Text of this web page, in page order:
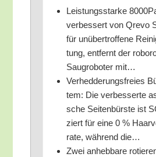
Leis­tungs­star­ke
ver­bes­sert von Qre­vo
für unüber­trof­fe­ne
tung, ent­fernt der
Saug­ro­bo­ter mit…
Ver­hed­de­rungs­frei­es
tem: Die ver­bes­ser­te
sche Sei­ten­bürs­te ist
ziert für eine 0 %
ra­te, wäh­rend die…
Zwei anheb­ba­re